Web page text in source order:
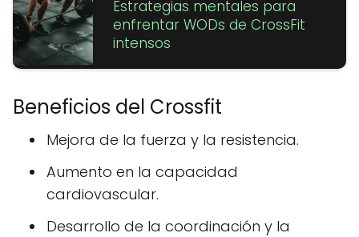
Estrategias mentales para
enfrentar WODs de CrossFit
intensos
Beneficios del Crossfit
Mejora de la fuerza y ​​la resistencia.
Aumento en la capacidad
cardiovascular.
Desarrollo de la coordinación y la